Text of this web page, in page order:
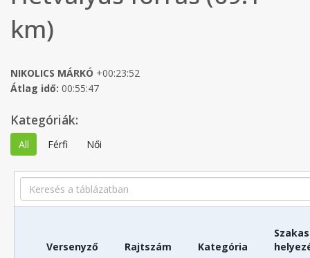
km)
NIKOLICS MÁRKÓ +00:23:52
Átlag idő: 00:55:47
Kategóriák:
All Férfi Női
Search
Versenyző Rajtszám Kategória